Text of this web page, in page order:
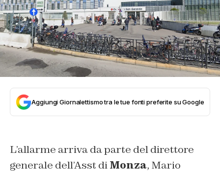
Aggiungi Giornalettismo tra le tue fonti preferite su Google
L’allarme arriva da parte del direttore
generale dell’Asst diMonza, Mario